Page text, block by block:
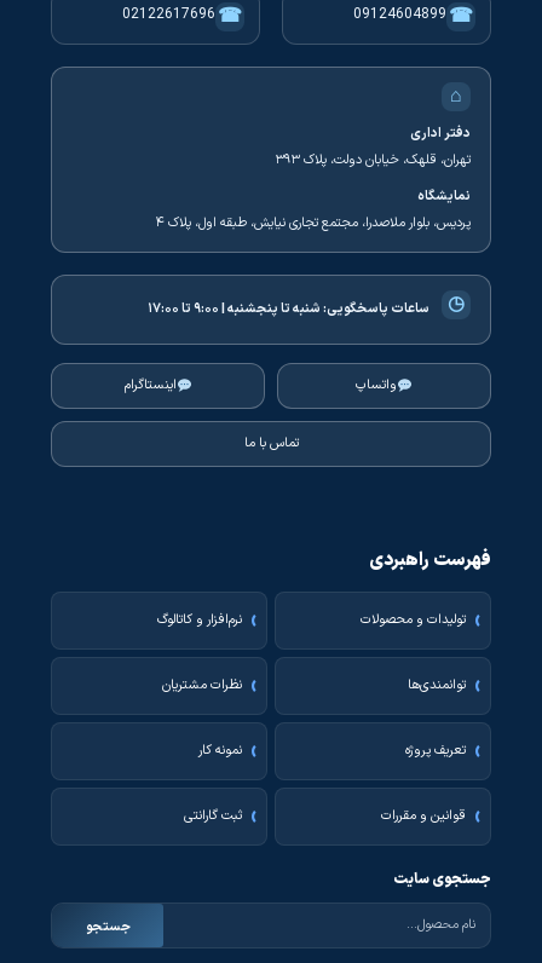
☎
09124604899
☎
02122617696
⌂
دفتر اداری
تهران، قلهک، خیابان دولت، پلاک ۳۹۳
نمایشگاه
پردیس، بلوار ملاصدرا، مجتمع تجاری نیایش، طبقه اول، پلاک ۴
◷ ساعات پاسخگویی:شنبه تا پنجشنبه | ۹:۰۰ تا ۱۷:۰۰
واتساپ اینستاگرام
تماس با ما
فهرست راهبردی
تولیدات و محصولات نرم‌افزار و کاتالوگ
توانمندی‌ها نظرات مشتریان
تعریف پروژه نمونه کار
قوانین و مقررات ثبت گارانتی
جستجوی سایت
جستجو